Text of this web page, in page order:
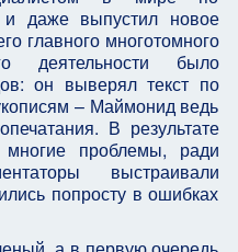
даже выпустил новое
главного многотомного
деятельности было
он выверял текст по
– Маймонид ведь
В результате
проблемы, ради
выстраивали
попросту в ошибках